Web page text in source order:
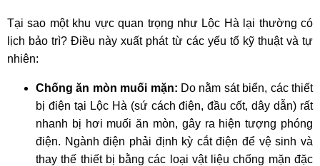
Tại sao một khu vực quan trọng như Lộc Hà lại thường có
lịch bảo trì? Điều này xuất phát từ các yếu tố kỹ thuật và tự
nhiên:
Chống ăn mòn muối mặn: Do nằm sát biển, các thiết
bị điện tại Lộc Hà (sứ cách điện, đầu cốt, dây dẫn) rất
nhanh bị hơi muối ăn mòn, gây ra hiện tượng phóng
điện. Ngành điện phải định kỳ cắt điện để vệ sinh và
thay thế thiết bị bằng các loại vật liệu chống mặn đặc